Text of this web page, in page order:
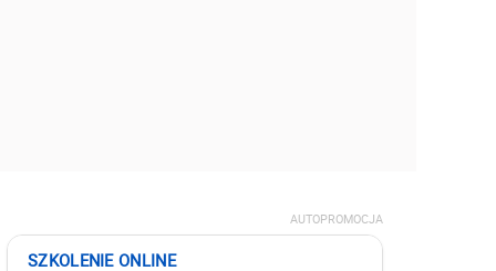
AUTOPROMOCJA
SZKOLENIE ONLINE